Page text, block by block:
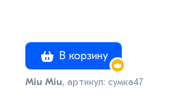
В корзину
Miu Miu, артикул: сумка47